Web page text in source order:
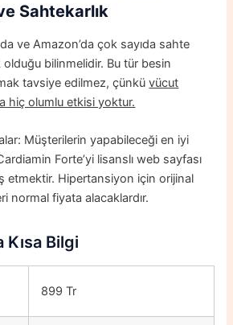
Sahtekarlık
ve Amazon’da çok sayıda sahte
olduğu bilinmelidir. Bu tür besin
tavsiye edilmez, çünküvücut
hiç olumlu etkisi yoktur.
Müşterilerin yapabileceği en iyi
Forte’yi lisanslı web sayfası
etmektir. Hipertansiyon için orijinal
normal fiyata alacaklardır.
Kısa Bilgi
899 Tr